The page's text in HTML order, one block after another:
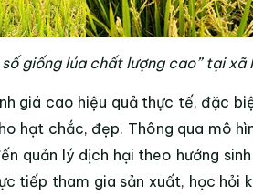
giống lúa chất lượng cao” tại
giá cao hiệu quả thực tế, đặc
hạt chắc, đẹp. Thông qua mô
quản lý dịch hại theo hướng
tiếp tham gia sản xuất, học hỏi